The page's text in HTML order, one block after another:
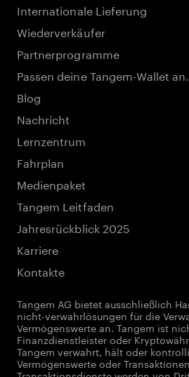
Internationale Lieferung
Wiederverkäufer
Partnerprogramme
Passen deine Tangem-Wallet an.
Blog
Nachricht
Lernzentrum
Fahrplan
Medienpaket
Tangem Leitfaden
Jahresrückblick 2025
Karriere
Kontakte
Tangem AG bietet ausschließlich
nicht-verwahrlösungen für die
Vermögenswerte an. Tangem ist
Finanzdienstleister oder
Tangem verwahrt, hält oder
Vermögenswerte oder